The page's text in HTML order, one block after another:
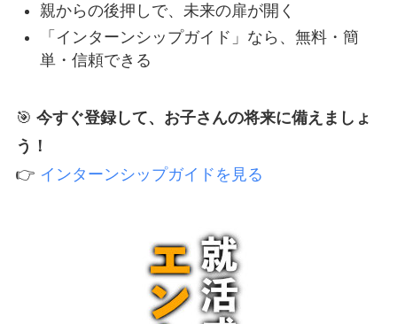
親からの後押しで、未来の扉が開く
「インターンシップガイド」なら、無料・簡
単・信頼できる
🎯 今すぐ登録して、お子さんの将来に備えましょ
う！
👉 インターンシップガイドを見る